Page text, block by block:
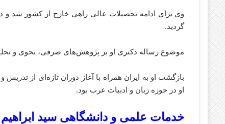
گردید.
موضوع رساله دکتری او بر پژوهش‌های صرفی، نحوی و
بازگشت او به ایران همراه با آغاز دوران تازه‌ای از
او در حوزه زبان و ادبیات عرب بود.
خدمات علمی و دانشگاهی سید ابراهیم